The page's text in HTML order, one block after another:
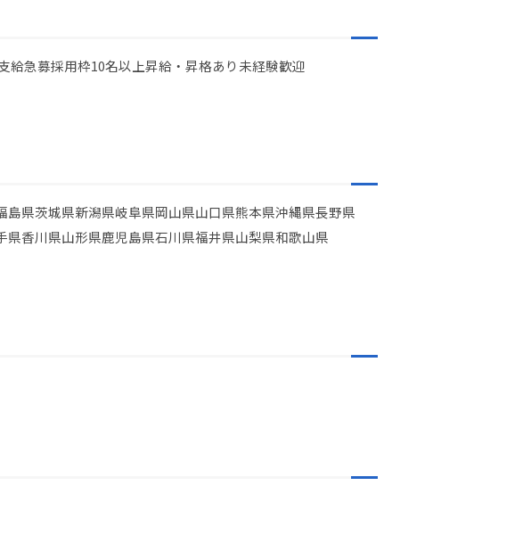
給急募採用枠10名以上昇給・昇格あり 未経験歓迎
島県茨城県新潟県岐阜県岡山県山口県熊本県沖縄県長野県
県香川県山形県鹿児島県石川県福井県山梨県和歌山県